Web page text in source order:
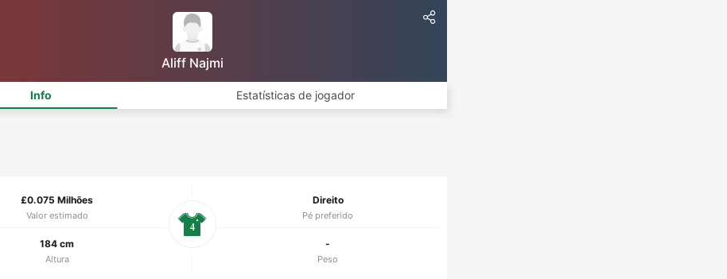
Aliff Najmi
Info Estatísticas de jogador
£0.075 Milhões
Valor estimado
Direito
Pé preferido
184 cm
Altura
-
Peso
4